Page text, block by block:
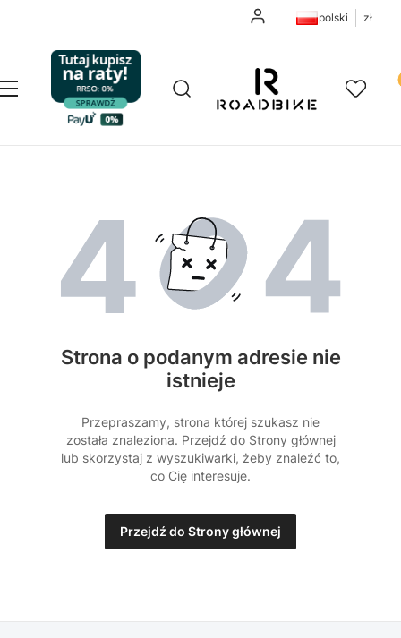
Zaloguj siępolski zł
Menu Otwórz wyszukiwarkę
Szukaj Ulubione
Strona o podanym adresie nie
istnieje
Przepraszamy, strona której szukasz nie
została znaleziona. Przejdź do Strony głównej
lub skorzystaj z wyszukiwarki, żeby znaleźć to,
co Cię interesuje.
Przejdź do Strony głównej